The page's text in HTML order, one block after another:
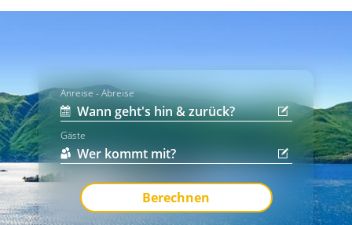
Anreise - Abreise
Gäste
Berechnen